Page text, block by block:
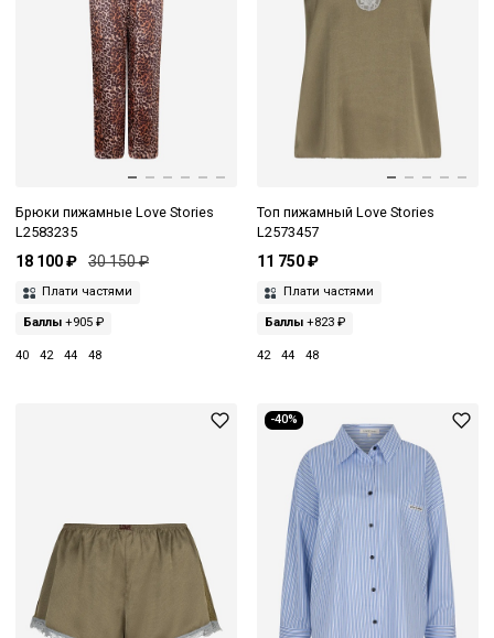
Брюки пижамные Love Stories
L2583235
18 100 ₽ 30 150 ₽
Плати частями
Баллы +905 ₽
40 42 44 48
Топ пижамный Love Stories
L2573457
11 750 ₽
Плати частями
Баллы+823 ₽
42 44 48
-40%